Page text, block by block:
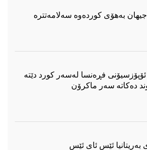
بەهۆی کوردەوە سەلامەتترە
فڕەنسا لەسەر كورد دێتە
دەكاتە سەر ماكرۆن
ئێس ئای ئێس